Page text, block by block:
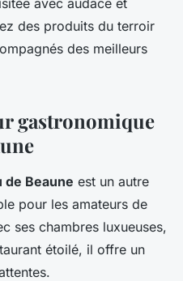
des produits du terroir
des meilleurs
gastronomique
de Beaune est un autre
pour les amateurs de
ses chambres luxueuses,
étoilé, il offre un